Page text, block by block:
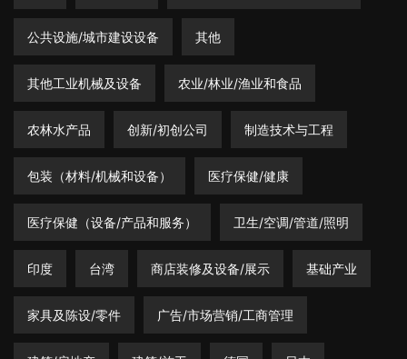
公共设施/城市建设设备 其他
其他工业机械及设备 农业/林业/渔业和食品
农林水产品 创新/初创公司 制造技术与工程
包装（材料/机械和设备） 医疗保健/健康
医疗保健（设备/产品和服务） 卫生/空调/管道/照明
印度 台湾 商店装修及设备/展示 基础产业
家具及陈设/零件 广告/市场营销/工商管理